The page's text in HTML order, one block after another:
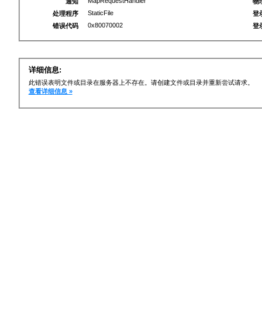
处理程序
StaticFile
错误代码
0x80070002
登
登
详细信息:
此错误表明文件或目录在服务器上不存在。请创建文件或目录并重新尝试请求。
查看详细信息 »